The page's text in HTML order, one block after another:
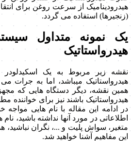
هیدرودینامیک از سرعت روغن برای
(زنجیرها) استفاده می گردد.
یک نمونه متداول
هیدرواستاتیک
نقشه زیر مربوط به یک اسکیدلودر
هیدرواستاتیک میباشد، اما به جرات
همین نقشه، دیگر دستگاه هایی که
هیدرواستاتیک باشند نیز برای خواننده
در ادامه این مقاله با نام هایی
اطلاعاتی در مورد آنها نداشته باشید،
متغیر، سواش پلیت و ...، نگران نباشید،
این مفاهیم آشنا خواهید شد.